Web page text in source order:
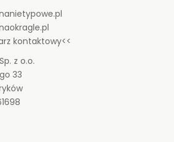
kontaktowy<<
z o.o.
33